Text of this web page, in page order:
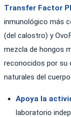
Transfer Factor
inmunológico más
(del calostro) y
mezcla de hongos
reconocidos por su
naturales del cuerpo.
Apoya la
laboratorio